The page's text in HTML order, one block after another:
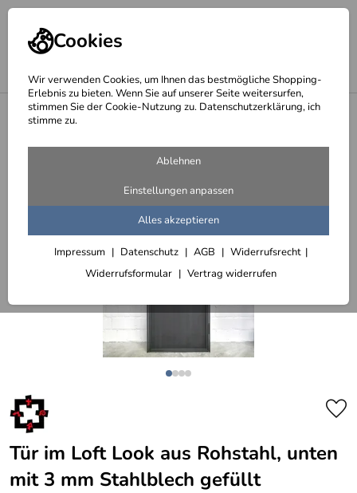
Cookies
Wir verwenden Cookies, um Ihnen das bestmögliche Shopping-
Erlebnis zu bieten. Wenn Sie auf unserer Seite weitersurfen,
stimmen Sie der Cookie-Nutzung zu. Datenschutzerklärung, ich
stimme zu.
Ablehnen
Einstellungen anpassen
Alles akzeptieren
Impressum Datenschutz AGB
Widerrufsrecht
Widerrufsformular
Vertrag widerrufen
Türen mit einer Füllung aus Stahlblech
Tür im Loft Look aus Rohstahl, unten
mit 3 mm Stahlblech gefüllt